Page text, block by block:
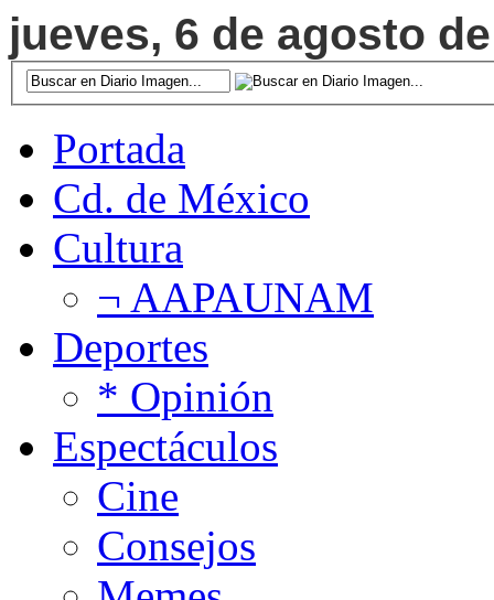
jueves, 6 de agosto
Portada
Cd. de México
Cultura
¬ AAPAUNAM
Deportes
* Opinión
Espectáculos
Cine
Consejos